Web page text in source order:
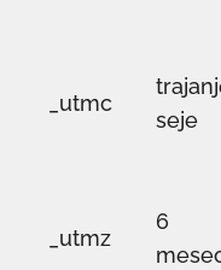
_utmc
seje
_utmz
6